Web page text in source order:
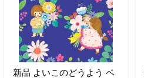
新品 よいこのどうよう ベ